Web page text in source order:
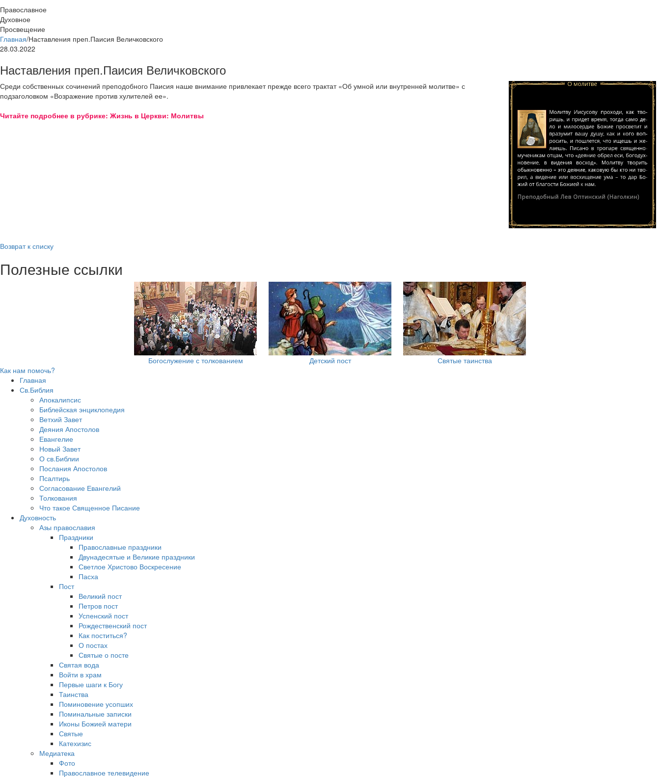
Православное
Духовное
Просвещение
Главная/Наставления преп.Паисия Величковского
28.03.2022
Наставления преп.Паисия Величковского
Среди собственных сочинений преподобного Паисия наше внимание привлекает прежде всего трактат «Об умной или внутренней молитве» с
подзаголовком «Возражение против хулителей ее».
Читайте подробнее в рубрике: Жизнь в Церкви: Молитвы
Возврат к списку
Полезные ссылки
Богослужение с толкованием Детский пост
Святые таинства
Как нам помочь?
Главная
Св.Библия
Апокалипсис
Библейская энциклопедия
Ветхий Завет
Деяния Апостолов
Евангелие
Новый Завет
О св.Библии
Послания Апостолов
Псалтирь
Согласование Евангелий
Толкования
Что такое Священное Писание
Духовность
Азы православия
Праздники
Православные праздники
Двунадесятые и Великие праздники
Светлое Христово Воскресение
Пасха
Пост
Великий пост
Петров пост
Успенский пост
Рождественский пост
Как поститься?
О постах
Святые о посте
Святая вода
Войти в храм
Первые шаги к Богу
Таинства
Поминовение усопших
Поминальные записки
Иконы Божией матери
Святые
Катехизис
Медиатека
Фото
Православное телевидение